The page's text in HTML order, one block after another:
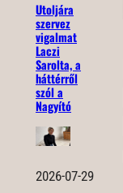
Utoljára
szervez
vigalmat
Laczi
Sarolta, a
háttérről
szól a
Nagyító
2026-07-29